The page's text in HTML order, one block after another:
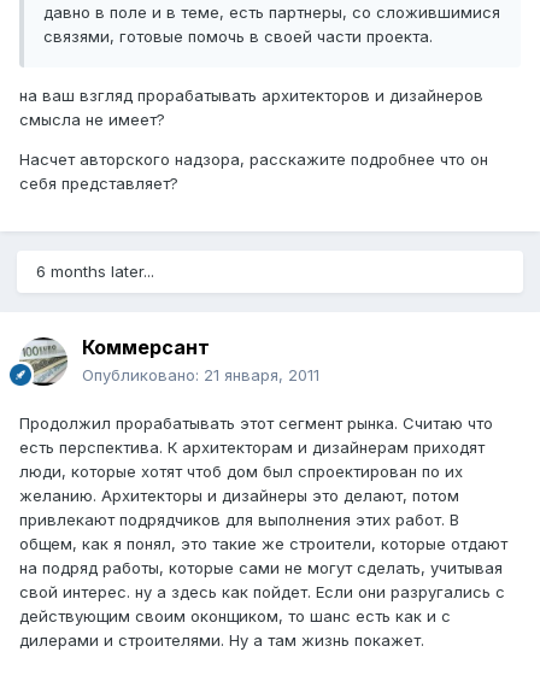
давно в поле и в теме, есть партнеры, со сложившимися
связями, готовые помочь в своей части проекта.
на ваш взгляд прорабатывать архитекторов и дизайнеров
смысла не имеет?
Насчет авторского надзора, расскажите подробнее что он
себя представляет?
6 months later...
Коммерсант
Опубликовано: 21 января, 2011
Продолжил прорабатывать этот сегмент рынка. Считаю что
есть перспектива. К архитекторам и дизайнерам приходят
люди, которые хотят чтоб дом был спроектирован по их
желанию. Архитекторы и дизайнеры это делают, потом
привлекают подрядчиков для выполнения этих работ. В
общем, как я понял, это такие же строители, которые отдают
на подряд работы, которые сами не могут сделать, учитывая
свой интерес. ну а здесь как пойдет. Если они разругались с
действующим своим оконщиком, то шанс есть как и с
дилерами и строителями. Ну а там жизнь покажет.